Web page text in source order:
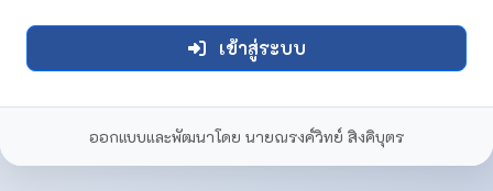
เข้าสู่ระบบ
ออกแบบและพัฒนาโดย นายณรงค์วิทย์ สิงคิบุตร